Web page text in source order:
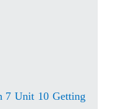
7 Unit 10 Getting